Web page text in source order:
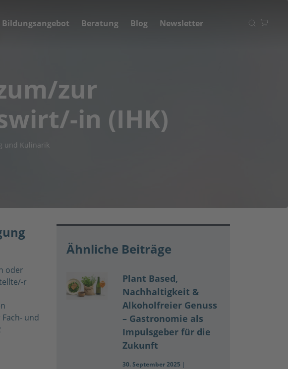
Bildungsangebot Beratung Blog Newsletter
Zum Warenkorb
zur
in (IHK)
und Kulinarik
oder
r
und
Ähnliche Beiträge
Plant Based,
Nachhaltigkeit &
Alkoholfreier Genuss
– Gastronomie als
Impulsgeber für die
Zukunft
30. September 2025 |